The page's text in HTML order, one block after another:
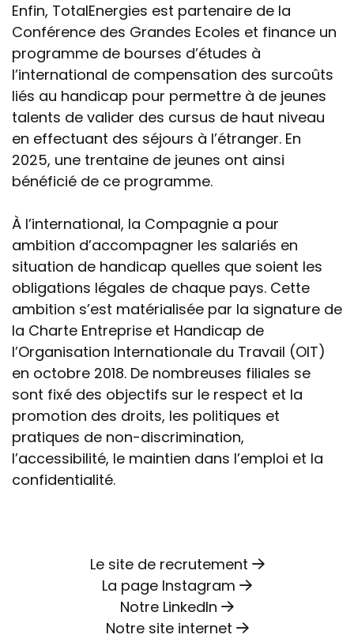
Enfin, TotalEnergies est partenaire de la
Conférence des Grandes Ecoles et finance un
programme de bourses d’études à
l’international de compensation des surcoûts
liés au handicap pour permettre à de jeunes
talents de valider des cursus de haut niveau
en effectuant des séjours à l’étranger. En
2025, une trentaine de jeunes ont ainsi
bénéficié de ce programme.
À l’international, la Compagnie a pour
ambition d’accompagner les salariés en
situation de handicap quelles que soient les
obligations légales de chaque pays. Cette
ambition s’est matérialisée par la signature de
la Charte Entreprise et Handicap de
l’Organisation Internationale du Travail (OIT)
en octobre 2018. De nombreuses filiales se
sont fixé des objectifs sur le respect et la
promotion des droits, les politiques et
pratiques de non-discrimination,
l’accessibilité, le maintien dans l’emploi et la
confidentialité.
Le site de recrutement
La page Instagram
Notre LinkedIn
Notre site internet